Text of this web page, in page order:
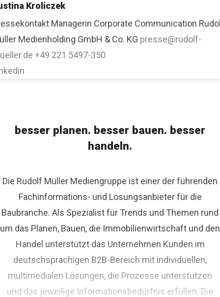
Kroliczek
Managerin Corporate Communication
Medienholding GmbH & Co. KG presse@rudolf-
+49 221 5497-350
besser planen. besser bauen. besser
handeln.
Die Rudolf Müller Mediengruppe ist einer der führenden
Fachinformations- und Lösungsanbieter für die
Baubranche. Als Spezialist für Trends und Themen rund
um das Planen, Bauen, die Immobilienwirtschaft und den
Handel unterstützt das Unternehmen Kunden im
deutschsprachigen B2B-Bereich mit individuellen,
multimedialen Lösungen, die Prozesse unterstützen
und das jeweilige Informationsbedürfnis erfüllen. Die